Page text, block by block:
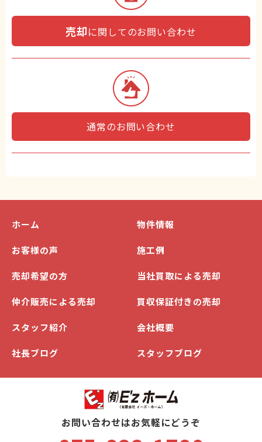
売却に関してのお問い合わせ
通常のお問い合わせ
ホーム 物件情報
お客様の声 施工例
売却希望の方 当社買取による売却
仲介販売による売却 買収保証付きの売却
スタッフ紹介 会社概要
社長ブログ スタッフブログ
お問い合わせはお気軽にどうぞ